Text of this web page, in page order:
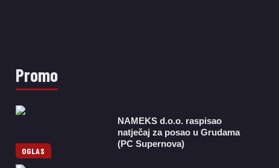
Promo
OGLAS
NAMEKS d.o.o. raspisao
natječaj za posao u Grudama
(PC Supernova)